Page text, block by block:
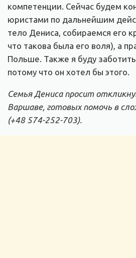
компетенции. Сейчас будем
юристами по дальнейшим
тело Дениса, собираемся его
что такова была его воля), а
Польше. Также я буду
потому что он хотел бы этого.
Семья Дениса просит
Варшаве, готовых помочь в
(+48 574-252-703).